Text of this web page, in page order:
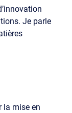
Je parle
la mise en